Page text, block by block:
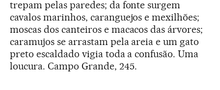
trepam pelas paredes; da fonte surgem
cavalos marinhos, caranguejos e mexilhões;
moscas dos canteiros e macacos das árvores;
caramujos se arrastam pela areia e um gato
preto escaldado vigia toda a confusão. Uma
loucura. Campo Grande, 245.